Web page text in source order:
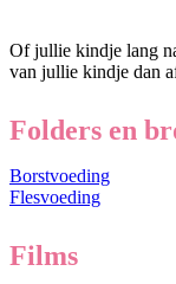
Of jullie kindje lang
van jullie kindje dan
Folders en
Borstvoeding
Flesvoeding
Films